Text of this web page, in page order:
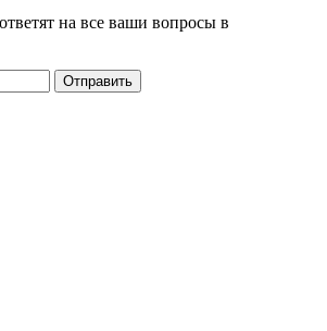
на все ваши вопросы в